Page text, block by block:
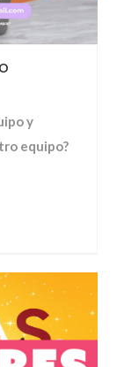
y
equipo?